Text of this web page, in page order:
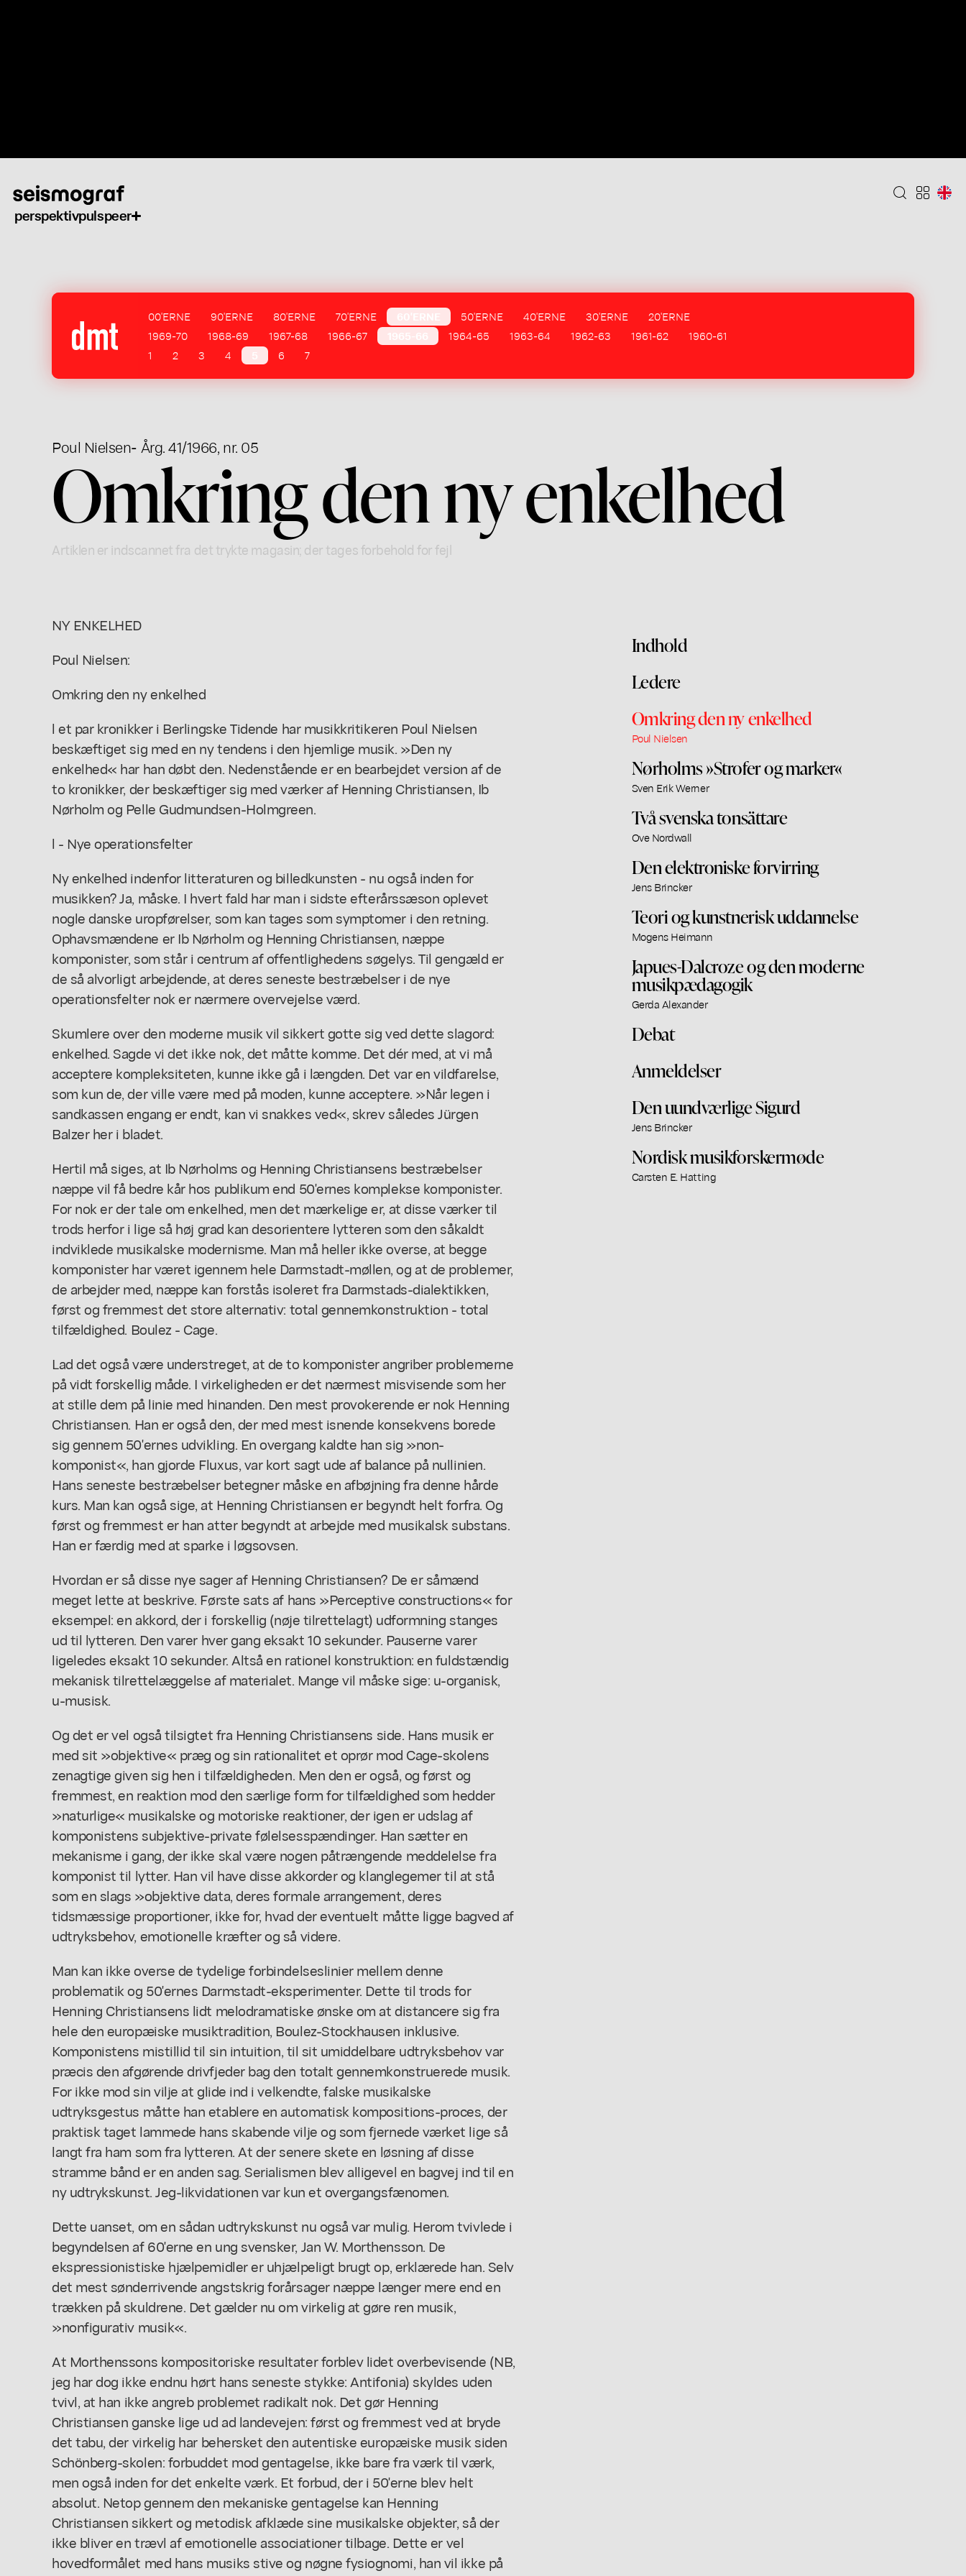
perspektivpulspeer
00'ERNE 90'ERNE 80'ERNE 70'ERNE 50'ERNE 40'ERNE 30'ERNE
20'ERNE
1969-70
1968-69 1967-68 1966-67 1964-65 1963-64 1962-63 1961-62
1960-61
1
2 3 4 6 7
Poul Nielsen- Årg. 41/1966, nr. 05
Omkring den ny enkelhed
Artiklen er indscannet fra det trykte magasin; der tages forbehold for fejl
NY ENKELHED
Poul Nielsen:
Omkring den ny enkelhed
l et par kronikker i Berlingske Tidende har musikkritikeren Poul Nielsen
beskæftiget sig med en ny tendens i den hjemlige musik. »Den ny
enkelhed« har han døbt den. Nedenstående er en bearbejdet version af de
to kronikker, der beskæftiger sig med værker af Henning Christiansen, Ib
Nørholm og Pelle Gudmundsen-Holmgreen.
l - Nye operationsfelter
Ny enkelhed indenfor litteraturen og billedkunsten - nu også inden for
musikken? Ja, måske. I hvert fald har man i sidste efterårssæson oplevet
nogle danske uropførelser, som kan tages som symptomer i den retning.
Ophavsmændene er Ib Nørholm og Henning Christiansen, næppe
komponister, som står i centrum af offentlighedens søgelys. Til gengæld er
de så alvorligt arbejdende, at deres seneste bestræbelser i de nye
operationsfelter nok er nærmere overvejelse værd.
Skumlere over den moderne musik vil sikkert gotte sig ved dette slagord:
enkelhed. Sagde vi det ikke nok, det måtte komme. Det dér med, at vi må
acceptere kompleksiteten, kunne ikke gå i længden. Det var en vildfarelse,
som kun de, der ville være med på moden, kunne acceptere. »Når legen i
sandkassen engang er endt, kan vi snakkes ved«, skrev således Jürgen
Balzer her i bladet.
Hertil må siges, at Ib Nørholms og Henning Christiansens bestræbelser
næppe vil få bedre kår hos publikum end 50'ernes komplekse komponister.
For nok er der tale om enkelhed, men det mærkelige er, at disse værker til
trods herfor i lige så høj grad kan desorientere lytteren som den såkaldt
indviklede musikalske modernisme. Man må heller ikke overse, at begge
komponister har været igennem hele Darmstadt-møllen, og at de problemer,
de arbejder med, næppe kan forstås isoleret fra Darmstads-dialektikken,
først og fremmest det store alternativ: total gennemkonstruktion - total
tilfældighed. Boulez - Cage.
Lad det også være understreget, at de to komponister angriber problemerne
på vidt forskellig måde. I virkeligheden er det nærmest misvisende som her
at stille dem på linie med hinanden. Den mest provokerende er nok Henning
Christiansen. Han er også den, der med mest isnende konsekvens borede
sig gennem 50'ernes udvikling. En overgang kaldte han sig »non-
komponist«, han gjorde Fluxus, var kort sagt ude af balance på nullinien.
Hans seneste bestræbelser betegner måske en afbøjning fra denne hårde
kurs. Man kan også sige, at Henning Christiansen er begyndt helt forfra. Og
først og fremmest er han atter begyndt at arbejde med musikalsk substans.
Han er færdig med at sparke i løgsovsen.
Hvordan er så disse nye sager af Henning Christiansen? De er såmænd
meget lette at beskrive. Første sats af hans »Perceptive constructions« for
eksempel: en akkord, der i forskellig (nøje tilrettelagt) udformning stanges
ud til lytteren. Den varer hver gang eksakt 10 sekunder. Pauserne varer
ligeledes eksakt 10 sekunder. Altså en rationel konstruktion: en fuldstændig
mekanisk tilrettelæggelse af materialet. Mange vil måske sige: u-organisk,
u-musisk.
Og det er vel også tilsigtet fra Henning Christiansens side. Hans musik er
med sit »objektive« præg og sin rationalitet et oprør mod Cage-skolens
zenagtige given sig hen i tilfældigheden. Men den er også, og først og
fremmest, en reaktion mod den særlige form for tilfældighed som hedder
»naturlige« musikalske og motoriske reaktioner, der igen er udslag af
komponistens subjektive-private følelsesspændinger. Han sætter en
mekanisme i gang, der ikke skal være nogen påtrængende meddelelse fra
komponist til lytter. Han vil have disse akkorder og klanglegemer til at stå
som en slags »objektive data, deres formale arrangement, deres
tidsmæssige proportioner, ikke for, hvad der eventuelt måtte ligge bagved af
udtryksbehov, emotionelle kræfter og så videre.
Man kan ikke overse de tydelige forbindelseslinier mellem denne
problematik og 50'ernes Darmstadt-eksperimenter. Dette til trods for
Henning Christiansens lidt melodramatiske ønske om at distancere sig fra
hele den europæiske musiktradition, Boulez-Stockhausen inklusive.
Komponistens mistillid til sin intuition, til sit umiddelbare udtryksbehov var
præcis den afgørende drivfjeder bag den totalt gennemkonstruerede musik.
For ikke mod sin vilje at glide ind i velkendte, falske musikalske
udtryksgestus måtte han etablere en automatisk kompositions-proces, der
praktisk taget lammede hans skabende vilje og som fjernede værket lige så
langt fra ham som fra lytteren. At der senere skete en løsning af disse
stramme bånd er en anden sag. Serialismen blev alligevel en bagvej ind til en
ny udtrykskunst. Jeg-likvidationen var kun et overgangsfænomen.
Dette uanset, om en sådan udtrykskunst nu også var mulig. Herom tvivlede i
begyndelsen af 60'erne en ung svensker, Jan W. Morthensson. De
ekspressionistiske hjælpemidler er uhjælpeligt brugt op, erklærede han. Selv
det mest sønderrivende angstskrig forårsager næppe længer mere end en
trækken på skuldrene. Det gælder nu om virkelig at gøre ren musik,
»nonfigurativ musik«.
At Morthenssons kompositoriske resultater forblev lidet overbevisende (NB,
jeg har dog ikke endnu hørt hans seneste stykke: Antifonia) skyldes uden
tvivl, at han ikke angreb problemet radikalt nok. Det gør Henning
Christiansen ganske lige ud ad landevejen: først og fremmest ved at bryde
det tabu, der virkelig har behersket den autentiske europæiske musik siden
Schönberg-skolen: forbuddet mod gentagelse, ikke bare fra værk til værk,
men også inden for det enkelte værk. Et forbud, der i 50'erne blev helt
absolut. Netop gennem den mekaniske gentagelse kan Henning
Christiansen sikkert og metodisk afklæde sine musikalske objekter, så der
ikke bliver en trævl af emotionelle associationer tilbage. Dette er vel
hovedformålet med hans musiks stive og nøgne fysiognomi, han vil ikke på
Indhold
Ledere
Omkring den ny enkelhed
Poul Nielsen
Nørholms »Strofer og marker«
Sven Erik Werner
Två svenska tonsättare
Ove Nordwall
Den elektroniske forvirring
Jens Brincker
Teori og kunstnerisk uddannelse
Mogens Heimann
Japues-Dalcroze og den moderne
musikpædagogik
Gerda Alexander
Debat
Anmeldelser
Den uundværlige Sigurd
Jens Brincker
Nordisk musikforskermøde
Carsten E. Hatting